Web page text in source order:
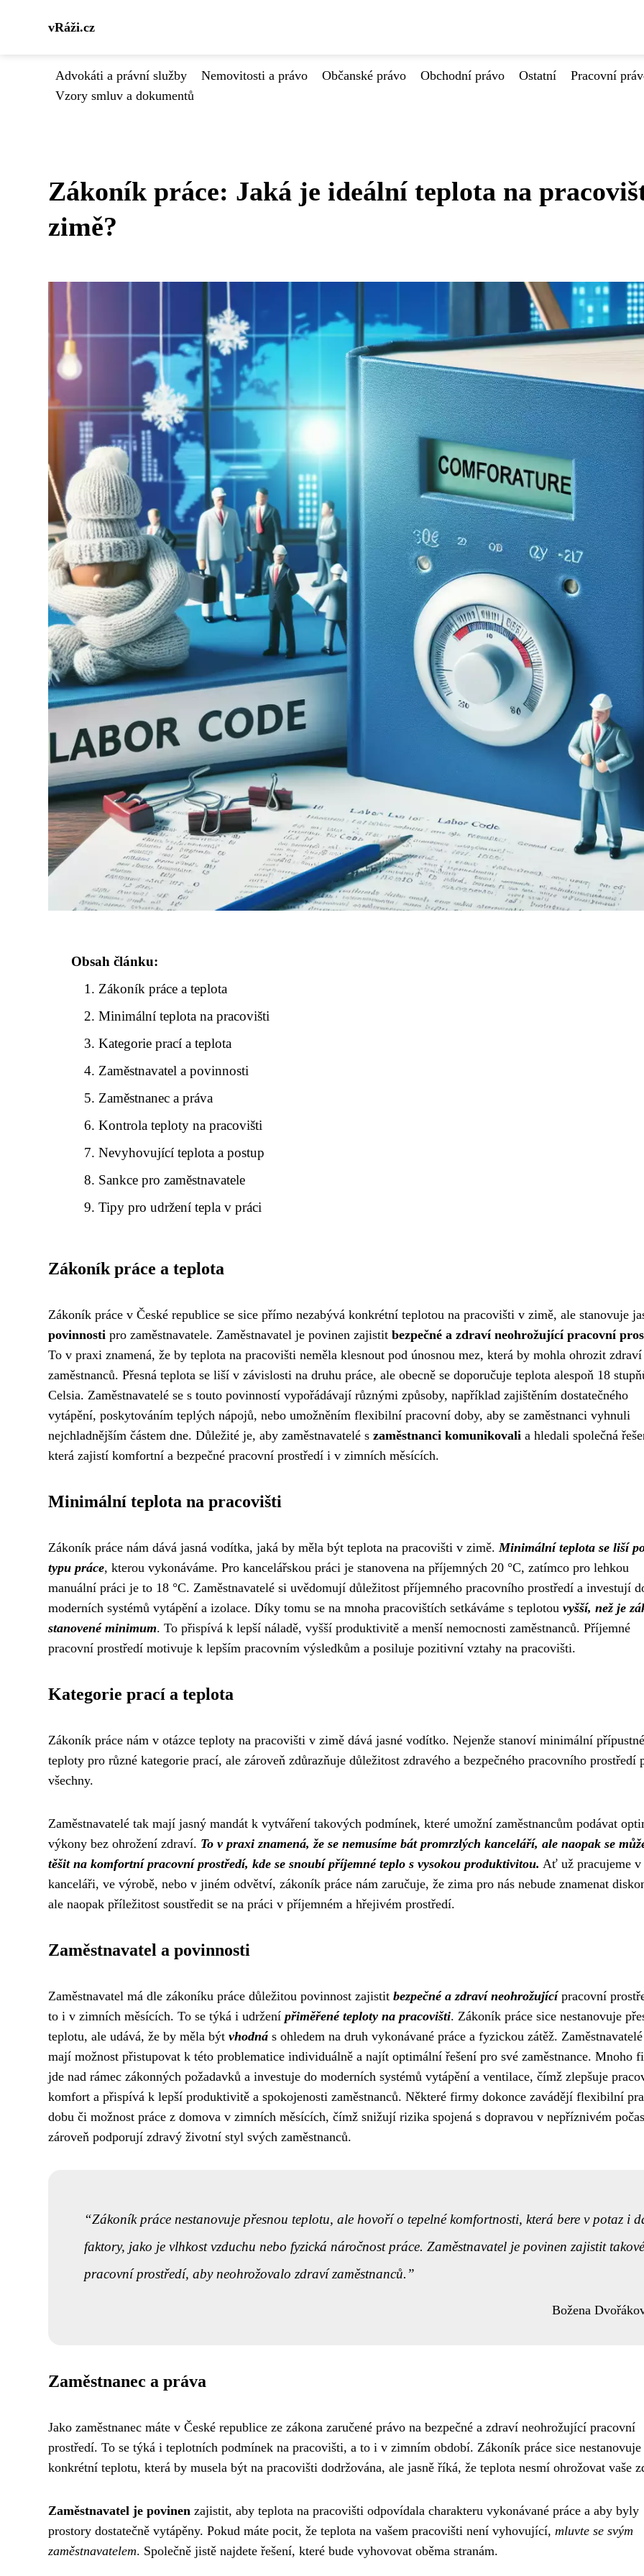
vRáži.cz
Advokáti a právní služby Nemovitosti a právo Občanské právo Obchodní právo Ostatní Pracovní
Vzory smluv a dokumentů
Zákoník práce: Jaká je ideální teplota na
zimě?
Obsah článku:
Zákoník práce a teplota
Minimální teplota na pracovišti
Kategorie prací a teplota
Zaměstnavatel a povinnosti
Zaměstnanec a práva
Kontrola teploty na pracovišti
Nevyhovující teplota a postup
Sankce pro zaměstnavatele
Tipy pro udržení tepla v práci
Zákoník práce a teplota
Zákoník práce v České republice se sice přímo nezabývá konkrétní teplotou na pracovišti v zimě, ale stanovuje
povinnosti pro zaměstnavatele. Zaměstnavatel je povinen zajistit bezpečné a zdraví neohrožující pracovní
To v praxi znamená, že by teplota na pracovišti neměla klesnout pod únosnou mez, která by mohla ohrozit zdraví
zaměstnanců. Přesná teplota se liší v závislosti na druhu práce, ale obecně se doporučuje teplota alespoň 18
Celsia. Zaměstnavatelé se s touto povinností vypořádávají různými způsoby, například zajištěním dostatečného
vytápění, poskytováním teplých nápojů, nebo umožněním flexibilní pracovní doby, aby se zaměstnanci vyhnuli
nejchladnějším částem dne. Důležité je, aby zaměstnavatelé s zaměstnanci komunikovali a hledali společná
která zajistí komfortní a bezpečné pracovní prostředí i v zimních měsících.
Minimální teplota na pracovišti
Zákoník práce nám dává jasná vodítka, jaká by měla být teplota na pracovišti v zimě.Minimální teplota se liší
typu práce, kterou vykonáváme. Pro kancelářskou práci je stanovena na příjemných 20 °C, zatímco pro lehkou
manuální práci je to 18 °C. Zaměstnavatelé si uvědomují důležitost příjemného pracovního prostředí a investují
moderních systémů vytápění a izolace. Díky tomu se na mnoha pracovištích setkáváme s teplotou vyšší, než je
stanovené minimum. To přispívá k lepší náladě, vyšší produktivitě a menší nemocnosti zaměstnanců. Příjemné
pracovní prostředí motivuje k lepším pracovním výsledkům a posiluje pozitivní vztahy na pracovišti.
Kategorie prací a teplota
Zákoník práce nám v otázce teploty na pracovišti v zimě dává jasné vodítko. Nejenže stanoví minimální přípustné
teploty pro různé kategorie prací, ale zároveň zdůrazňuje důležitost zdravého a bezpečného pracovního prostředí
všechny.
Zaměstnavatelé tak mají jasný mandát k vytváření takových podmínek, které umožní zaměstnancům podávat
výkony bez ohrožení zdraví. To v praxi znamená, že se nemusíme bát promrzlých kanceláří, ale naopak se
těšit na komfortní pracovní prostředí, kde se snoubí příjemné teplo s vysokou produktivitou. Ať už pracujeme v
kanceláři, ve výrobě, nebo v jiném odvětví, zákoník práce nám zaručuje, že zima pro nás nebude znamenat
ale naopak příležitost soustředit se na práci v příjemném a hřejivém prostředí.
Zaměstnavatel a povinnosti
Zaměstnavatel má dle zákoníku práce důležitou povinnost zajistit bezpečné a zdraví neohrožujícípracovní
to i v zimních měsících. To se týká i udržení přiměřené teploty na pracovišti. Zákoník práce sice nestanovuje
teplotu, ale udává, že by měla být vhodná s ohledem na druh vykonávané práce a fyzickou zátěž.
mají možnost přistupovat k této problematice individuálně a najít optimální řešení pro své zaměstnance. Mnoho
jde nad rámec zákonných požadavků a investuje do moderních systémů vytápění a ventilace, čímž zlepšuje
komfort a přispívá k lepší produktivitě a spokojenosti zaměstnanců. Některé firmy dokonce zavádějí flexibilní
dobu či možnost práce z domova v zimních měsících, čímž snižují rizika spojená s dopravou v nepříznivém
zároveň podporují zdravý životní styl svých zaměstnanců.
Zákoník práce nestanovuje přesnou teplotu, ale hovoří o tepelné komfortnosti, která bere v potaz i
faktory, jako je vlhkost vzduchu nebo fyzická náročnost práce. Zaměstnavatel je povinen zajistit takové
pracovní prostředí, aby neohrožovalo zdraví zaměstnanců.
Božena
Zaměstnanec a práva
Jako zaměstnanec máte v České republice ze zákona zaručené právo na bezpečné a zdraví neohrožující pracovní
prostředí. To se týká i teplotních podmínek na pracovišti, a to i v zimním období. Zákoník práce sice nestanovuje
konkrétní teplotu, která by musela být na pracovišti dodržována, ale jasně říká, že teplota nesmí ohrožovat vaše
Zaměstnavatel je povinen zajistit, aby teplota na pracovišti odpovídala charakteru vykonávané práce a aby byly
prostory dostatečně vytápěny. Pokud máte pocit, že teplota na vašem pracovišti není vyhovující, mluvte se svým
zaměstnavatelem. Společně jistě najdete řešení, které bude vyhovovat oběma stranám.